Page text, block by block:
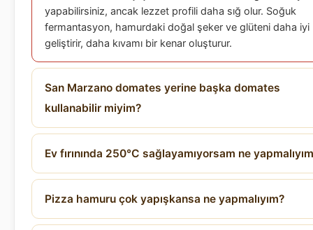
yapabilirsiniz, ancak lezzet profili daha sığ olur. Soğuk
fermantasyon, hamurdaki doğal şeker ve glüteni daha iyi
geliştirir, daha kıvamı bir kenar oluşturur.
San Marzano domates yerine başka domates
kullanabilir miyim?
Ev fırınında 250°C sağlayamıyorsam ne
Pizza hamuru çok yapışkansa ne yapmalıyım?